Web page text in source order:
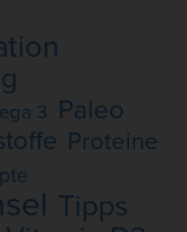
3 Paleo
Proteine
Tipps